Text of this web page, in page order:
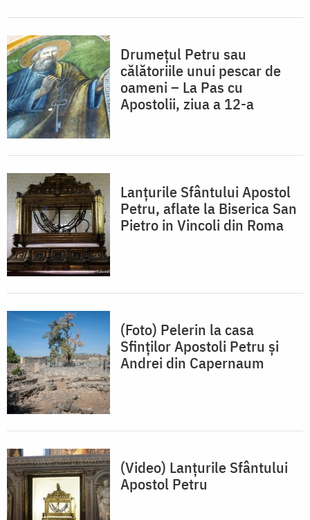
Drumețul Petru sau
călătoriile unui pescar de
oameni – La Pas cu
Apostolii, ziua a 12-a
Lanțurile Sfântului Apostol
Petru, aflate la Biserica San
Pietro in Vincoli din Roma
(Foto) Pelerin la casa
Sfinților Apostoli Petru și
Andrei din Capernaum
(Video) Lanţurile Sfântului
Apostol Petru